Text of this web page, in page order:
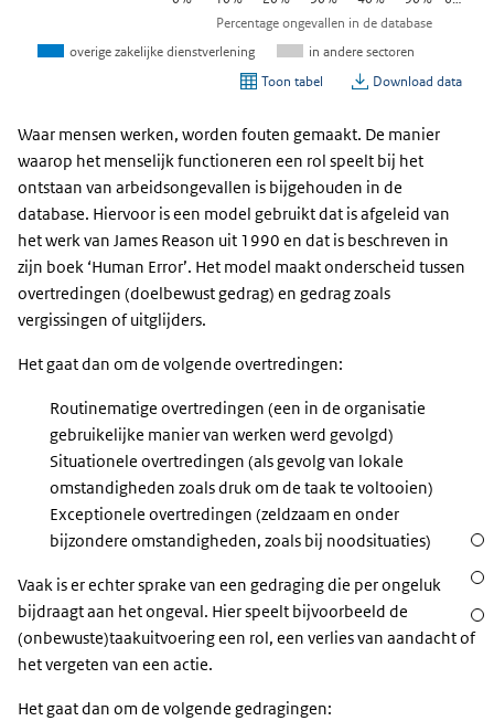
Waar mensen werken, worden fouten gemaakt. De manier
waarop het menselijk functioneren een rol speelt bij het
ontstaan van arbeidsongevallen is bijgehouden in de
database. Hiervoor is een model gebruikt dat is afgeleid van
het werk van James Reason uit 1990 en dat is beschreven in
zijn boek ‘Human Error’. Het model maakt onderscheid tussen
overtredingen (doelbewust gedrag) en gedrag zoals
vergissingen of uitglijders.
Het gaat dan om de volgende overtredingen:
Routinematige overtredingen (een in de organisatie
gebruikelijke manier van werken werd gevolgd)
Situationele overtredingen (als gevolg van lokale
omstandigheden zoals druk om de taak te voltooien)
Exceptionele overtredingen (zeldzaam en onder
bijzondere omstandigheden, zoals bij noodsituaties)
Vaak is er echter sprake van een gedraging die per ongeluk
bijdraagt aan het ongeval. Hier speelt bijvoorbeeld de
(onbewuste)taakuitvoering een rol, een verlies van aandacht of
het vergeten van een actie.
Het gaat dan om de volgende gedragingen: